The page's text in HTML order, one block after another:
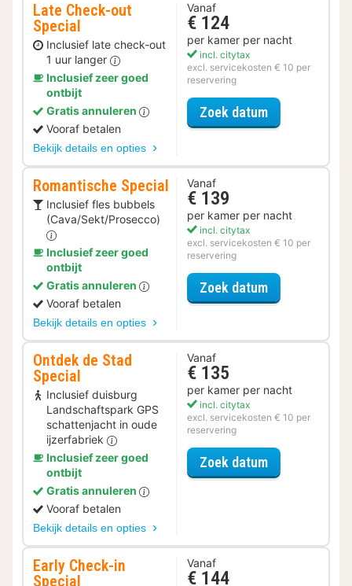
Late Check-out
Special
Inclusief late check-out
1 uur langer
Inclusief zeer goed
ontbijt
Gratis annuleren
Vooraf betalen
Bekijk details en opties
Vanaf
€ 124
per kamer per nacht
incl. citytax
excl. servicekosten € 10 per
reservering
Zoek datumvoor Late
Romantische Special
Inclusief fles bubbels
(Cava/Sekt/Prosecco)
Inclusief zeer goed
ontbijt
Gratis annuleren
Vooraf betalen
Bekijk details en opties
Vanaf
€ 139
per kamer per nacht
incl. citytax
excl. servicekosten € 10 per
reservering
Zoek datumvoor
Ontdek de Stad
Special
Inclusief duisburg
Landschaftspark GPS
schattenjacht in oude
ijzerfabriek
Inclusief zeer goed
ontbijt
Gratis annuleren
Vooraf betalen
Bekijk details en opties
Vanaf
€ 135
per kamer per nacht
incl. citytax
excl. servicekosten € 10 per
reservering
Zoek datumvoor Ontdek
Early Check-in
Special
Vanaf
€ 144